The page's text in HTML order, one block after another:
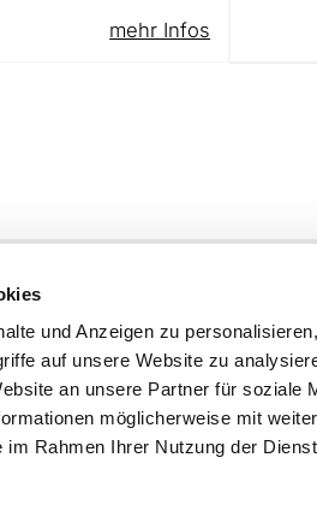
und Anzeigen zu
auf unsere Website zu
an unsere Partner für soziale
möglicherweise mit
im Rahmen Ihrer Nutzung der
mehr Infos
info@damboeck.de
weitere Informationen:
Messebau
Messestand
Messedesign